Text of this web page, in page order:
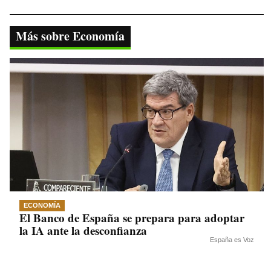
bo
ok
tte
r
ts
A
pp
gr
a
m
y
Li
nk
Más sobre Economía
ECONOMÍA
El Banco de España se prepara para adoptar
la IA ante la desconfianza
España es Voz